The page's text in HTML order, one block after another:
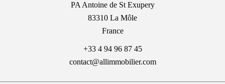
PA Antoine de St Exupery
83310 La Môle
France
+33 4 94 96 87 45
contact@allimmobilier.com